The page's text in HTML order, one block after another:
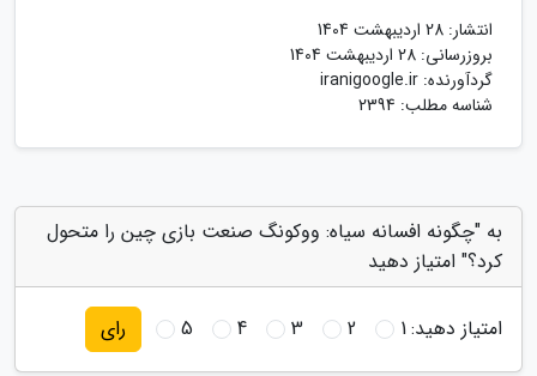
انتشار: 28 اردیبهشت 1404
بروزرسانی: 28 اردیبهشت 1404
گردآورنده: iranigoogle.ir
شناسه مطلب: 2394
به "چگونه افسانه سیاه: ووکونگ صنعت بازی چین را متحول
کرد؟" امتیاز دهید
امتیاز دهید:1
2
3
4
5 رای